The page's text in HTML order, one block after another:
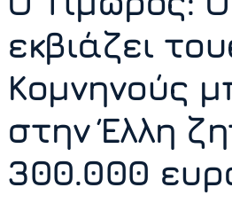
εκβιάζει
Κομνηνούς
στην Έλλη
300.000